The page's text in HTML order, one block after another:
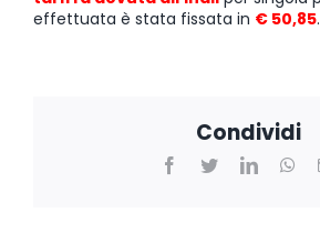
effettuata è stata fissata in € 50,85.
Condividi
Facebook
TwitterLinkedIn